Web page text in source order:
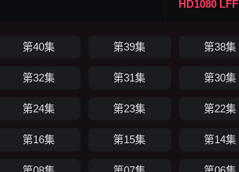
HD1080 LFF
第40集 第39集 第38集
第32集 第31集 第30集
第24集 第23集 第22集
第16集 第15集 第14集